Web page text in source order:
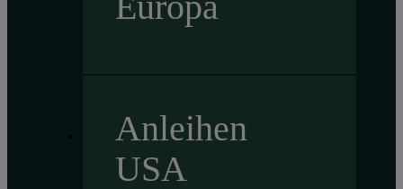
Anleihen
USA